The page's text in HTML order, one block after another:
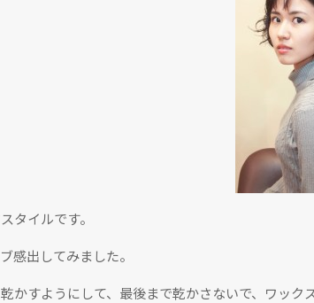
タイルです。
感出してみました。
かすようにして、最後まで乾かさないで、ワック